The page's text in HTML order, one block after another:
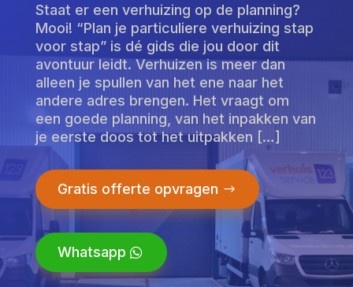
Staat er een verhuizing op de planning?
Mooi! “Plan je particuliere verhuizing stap
voor stap” is dé gids die jou door dit
avontuur leidt. Verhuizen is meer dan
alleen je spullen van het ene naar het
andere adres brengen. Het vraagt om
een goede planning, van het inpakken van
je eerste doos tot het uitpakken […]
Gratis offerte opvragen
Whatsapp